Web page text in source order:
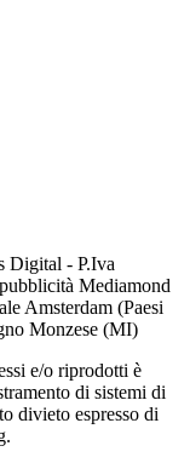
Digital - P.Iva
Mediamond
Amsterdam (Paesi
Monzese (MI)
e/o riprodotti è
di sistemi di
divieto espresso di